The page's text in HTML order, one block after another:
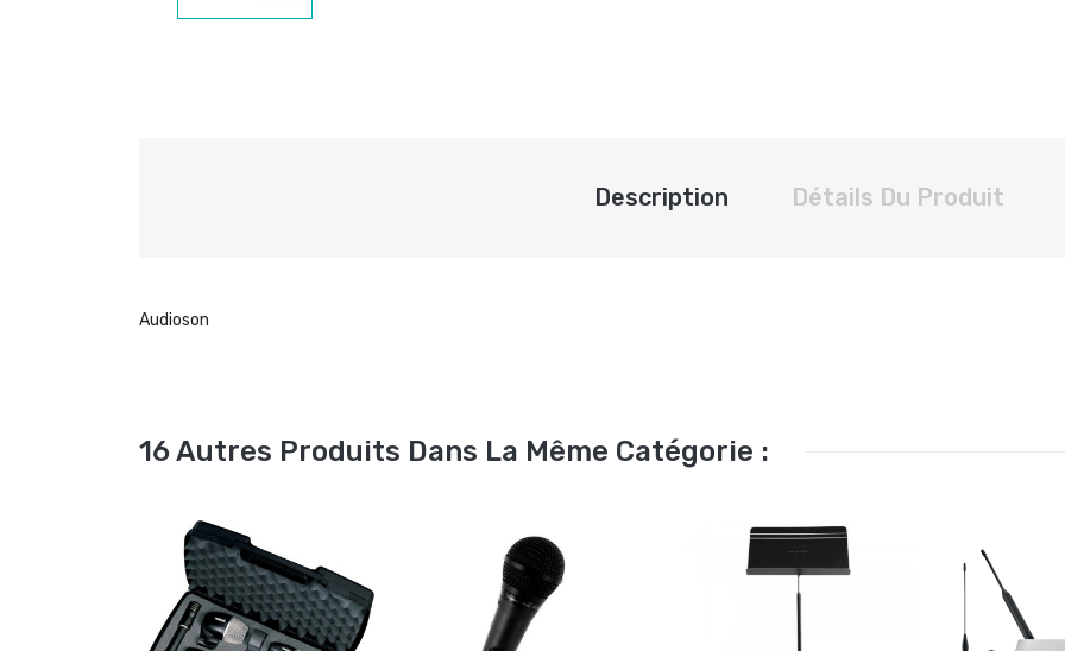
Description Détails Du Produit
Audioson
16 Autres Produits Dans La Même Catégorie :